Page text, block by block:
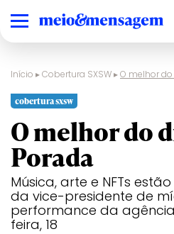
Início ▸Cobertura SXSW▸O melhor
cobertura sxsw
O melhor do
Porada
Música, arte e NFTs
da vice-presidente de
performance da
feira, 18